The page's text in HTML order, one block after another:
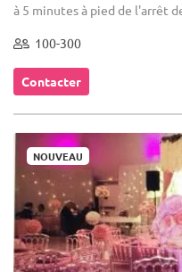
à 5 minutes à pied de l'arrêt
100-300
Contacter
NOUVEAU